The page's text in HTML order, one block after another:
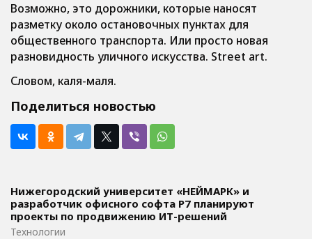
Возможно, это дорожники, которые наносят
разметку около остановочных пунктах для
общественного транспорта. Или просто новая
разновидность уличного искусства. Street art.
Словом, каля-маля.
Поделиться новостью
Нижегородский университет «НЕЙМАРК» и
разработчик офисного софта P7 планируют
проекты по продвижению ИТ-решений
Технологии